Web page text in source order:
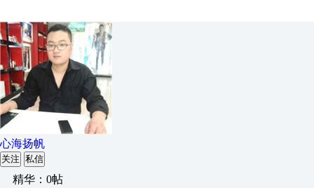
心海扬帆
关注 私信
精华：0帖